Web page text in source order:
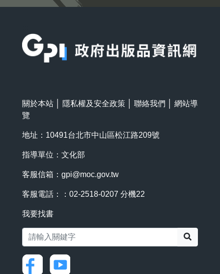
關於本站 隱私權及安全政策 聯絡我們
網站導
覽
地址：10491台北市中山區松江路209號
指導單位：文化部
客服信箱： gpi@moc.gov.tw
客服電話：：02-2518-0207 分機22
我要找書